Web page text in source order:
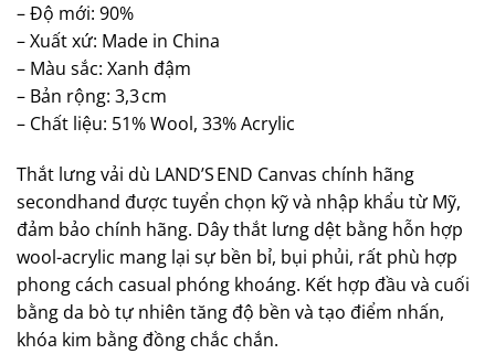
– Độ mới: 90%
– Xuất xứ: Made in China
– Màu sắc: Xanh đậm
– Bản rộng: 3,3 cm
– Chất liệu: 51% Wool, 33% Acrylic
Thắt lưng vải dù LAND’S END Canvas chính hãng
secondhand được tuyển chọn kỹ và nhập khẩu từ Mỹ,
đảm bảo chính hãng. Dây thắt lưng dệt bằng hỗn hợp
wool-acrylic mang lại sự bền bỉ, bụi phủi, rất phù hợp
phong cách casual phóng khoáng. Kết hợp đầu và cuối
bằng da bò tự nhiên tăng độ bền và tạo điểm nhấn,
khóa kim bằng đồng chắc chắn.